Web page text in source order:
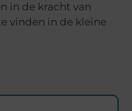
in de kracht van
vinden in de kleine